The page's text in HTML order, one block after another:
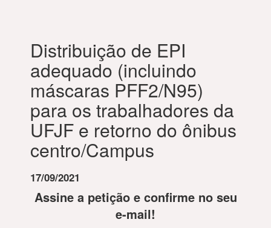
Distribuição de EPI
adequado (incluindo
máscaras PFF2/N95)
para os trabalhadores da
UFJF e retorno do ônibus
centro/Campus
17/09/2021
Assine a petição e confirme no seu
e-mail!